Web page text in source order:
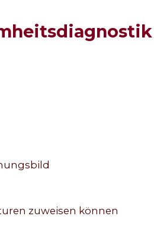
zuweisen können